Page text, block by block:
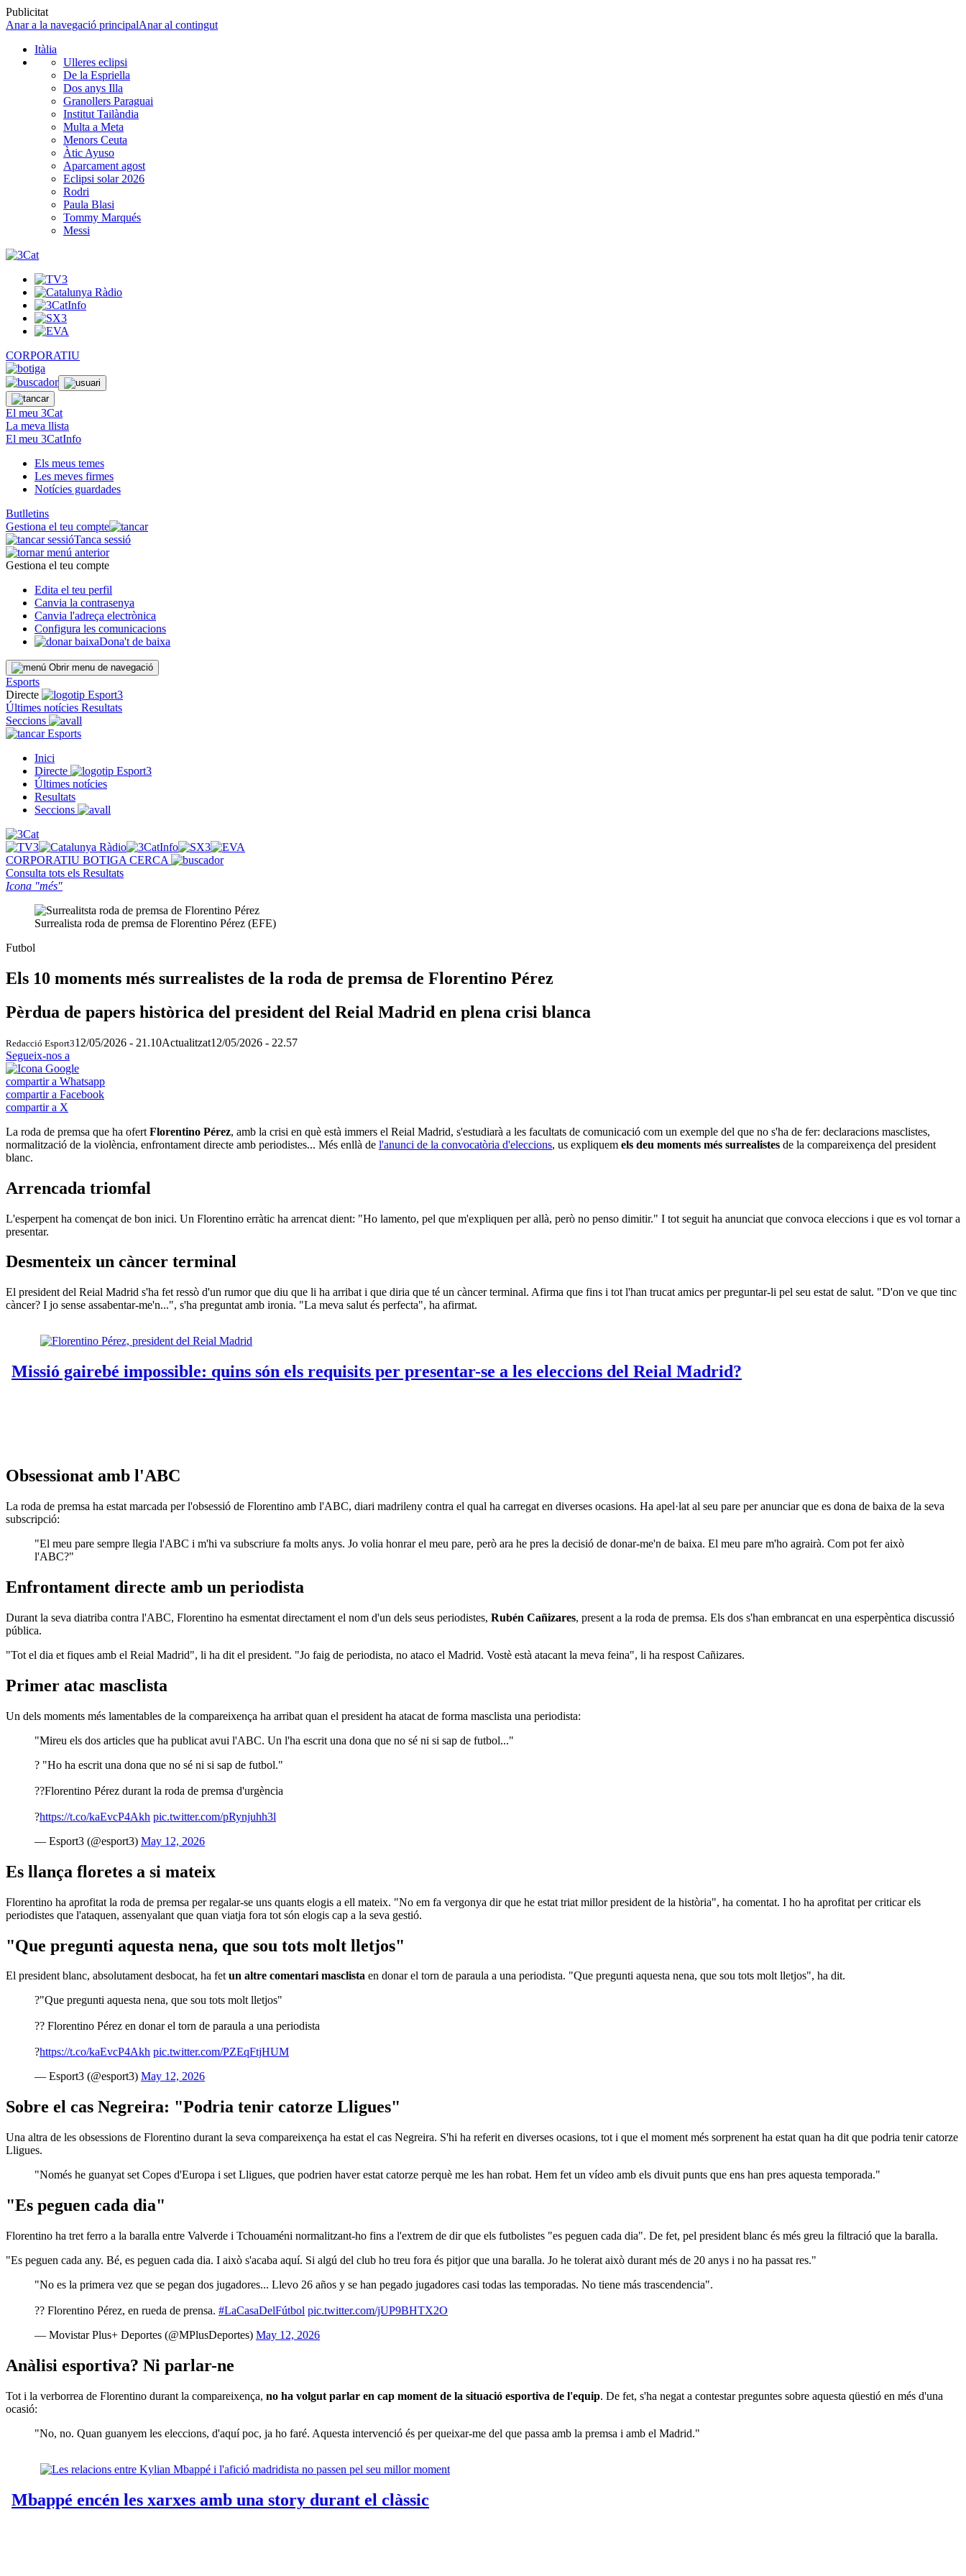
Publicitat
Anar a la navegació principalAnar al contingut
Itàlia
Ulleres eclipsi
De la Espriella
Dos anys Illa
Granollers Paraguai
Institut Tailàndia
Multa a Meta
Menors Ceuta
Àtic Ayuso
Aparcament agost
Eclipsi solar 2026
Rodri
Paula Blasi
Tommy Marqués
Messi
CORPORATIU
El meu 3Cat
La meva llista
El meu 3CatInfo
Els meus temes
Les meves firmes
Notícies guardades
Butlletins
Gestiona el teu compte
Tanca sessió
Gestiona el teu compte
Edita el teu perfil
Canvia la contrasenya
Canvia l'adreça electrònica
Configura les comunicacions
Dona't de baixa
Obrir menu de navegació
Esports
Directe
Últimes notícies Resultats
Seccions
Esports
Inici
Directe
Últimes notícies
Resultats
Seccions
CORPORATIU BOTIGA CERCA
Consulta tots els Resultats
Icona "més"
Surrealista roda de premsa de Florentino Pérez (EFE)
Futbol
Els 10 moments més surrealistes de la roda de premsa de Florentino Pérez
Pèrdua de papers històrica del president del Reial Madrid en plena crisi blanca
Redacció Esport312/05/2026 - 21.10Actualitzat12/05/2026 - 22.57
Segueix-nos a
compartir a Whatsapp
compartir a Facebook
compartir a X
La roda de premsa que ha ofert Florentino Pérez, amb la crisi en què està immers el Reial Madrid, s'estudiarà a les facultats de comunicació com un exemple del que no s'ha de fer: declaracions masclistes,
normalització de la violència, enfrontament directe amb periodistes... Més enllà de l'anunci de la convocatòria d'eleccions, us expliquem els deu moments més surrealistes de la compareixença del president
blanc.
Arrencada triomfal
L'esperpent ha començat de bon inici. Un Florentino erràtic ha arrencat dient: "Ho lamento, pel que m'expliquen per allà, però no penso dimitir." I tot seguit ha anunciat que convoca eleccions i que es vol tornar a
presentar.
Desmenteix un càncer terminal
El president del Reial Madrid s'ha fet ressò d'un rumor que diu que li ha arribat i que diria que té un càncer terminal. Afirma que fins i tot l'han trucat amics per preguntar-li pel seu estat de salut. "D'on ve que tinc
càncer? I jo sense assabentar-me'n...", s'ha preguntat amb ironia. "La meva salut és perfecta", ha afirmat.
Obsessionat amb l'ABC
La roda de premsa ha estat marcada per l'obsessió de Florentino amb l'ABC, diari madrileny contra el qual ha carregat en diverses ocasions. Ha apel·lat al seu pare per anunciar que es dona de baixa de la seva
subscripció:
"El meu pare sempre llegia l'ABC i m'hi va subscriure fa molts anys. Jo volia honrar el meu pare, però ara he pres la decisió de donar-me'n de baixa. El meu pare m'ho agrairà. Com pot fer això
l'ABC?"
Enfrontament directe amb un periodista
Durant la seva diatriba contra l'ABC, Florentino ha esmentat directament el nom d'un dels seus periodistes, Rubén Cañizares, present a la roda de premsa. Els dos s'han embrancat en una esperpèntica discussió
pública.
"Tot el dia et fiques amb el Reial Madrid", li ha dit el president. "Jo faig de periodista, no ataco el Madrid. Vostè està atacant la meva feina", li ha respost Cañizares.
Primer atac masclista
Un dels moments més lamentables de la compareixença ha arribat quan el president ha atacat de forma masclista una periodista:
"Mireu els dos articles que ha publicat avui l'ABC. Un l'ha escrit una dona que no sé ni si sap de futbol..."
? "Ho ha escrit una dona que no sé ni si sap de futbol."
??Florentino Pérez durant la roda de premsa d'urgència
?https://t.co/kaEvcP4Akh pic.twitter.com/pRynjuhh3l
— Esport3 (@esport3) May 12, 2026
Es llança floretes a si mateix
Florentino ha aprofitat la roda de premsa per regalar-se uns quants elogis a ell mateix. "No em fa vergonya dir que he estat triat millor president de la història", ha comentat. I ho ha aprofitat per criticar els
periodistes que l'ataquen, assenyalant que quan viatja fora tot són elogis cap a la seva gestió.
"Que pregunti aquesta nena, que sou tots molt lletjos"
El president blanc, absolutament desbocat, ha fetun altre comentari masclista en donar el torn de paraula a una periodista. "Que pregunti aquesta nena, que sou tots molt lletjos", ha dit.
?"Que pregunti aquesta nena, que sou tots molt lletjos"
?? Florentino Pérez en donar el torn de paraula a una periodista
?https://t.co/kaEvcP4Akh pic.twitter.com/PZEqFtjHUM
— Esport3 (@esport3) May 12, 2026
Sobre el cas Negreira: "Podria tenir catorze Lligues"
Una altra de les obsessions de Florentino durant la seva compareixença ha estat el cas Negreira. S'hi ha referit en diverses ocasions, tot i que el moment més sorprenent ha estat quan ha dit que podria tenir catorze
Lligues.
"Només he guanyat set Copes d'Europa i set Lligues, que podrien haver estat catorze perquè me les han robat. Hem fet un vídeo amb els divuit punts que ens han pres aquesta temporada."
"Es peguen cada dia"
Florentino ha tret ferro a la baralla entre Valverde i Tchouaméni normalitzant-ho fins a l'extrem de dir que els futbolistes "es peguen cada dia". De fet, pel president blanc és més greu la filtració que la baralla.
"Es peguen cada any. Bé, es peguen cada dia. I això s'acaba aquí. Si algú del club ho treu fora és pitjor que una baralla. Jo he tolerat això durant més de 20 anys i no ha passat res."
"No es la primera vez que se pegan dos jugadores... Llevo 26 años y se han pegado jugadores casi todas las temporadas. No tiene más trascendencia".
?? Florentino Pérez, en rueda de prensa. #LaCasaDelFútbol pic.twitter.com/jUP9BHTX2O
— Movistar Plus+ Deportes (@MPlusDeportes) May 12, 2026
Anàlisi esportiva? Ni parlar-ne
Tot i la verborrea de Florentino durant la compareixença, no ha volgut parlar en cap moment de la situació esportiva de l'equip. De fet, s'ha negat a contestar preguntes sobre aquesta qüestió en més d'una
ocasió:
"No, no. Quan guanyem les eleccions, d'aquí poc, ja ho faré. Aquesta intervenció és per queixar-me del que passa amb la premsa i amb el Madrid."